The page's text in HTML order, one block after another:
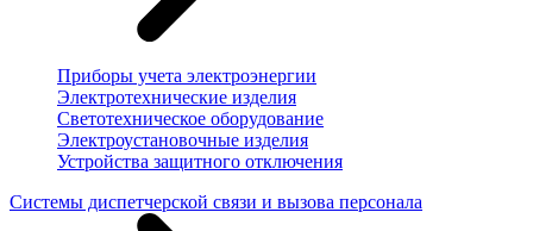
Приборы учета электроэнергии
Электротехнические изделия
Светотехническое оборудование
Электроустановочные изделия
Устройства защитного отключения
Системы диспетчерской связи и вызова персонала